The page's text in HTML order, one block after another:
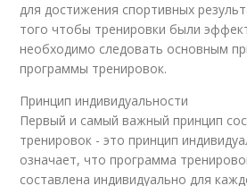
для достижения спортивных
того чтобы тренировки были
необходимо следовать основным
программы тренировок.
Принцип индивидуальности
Первый и самый важный принцип
тренировок - это принцип
означает, что программа
составлена индивидуально для